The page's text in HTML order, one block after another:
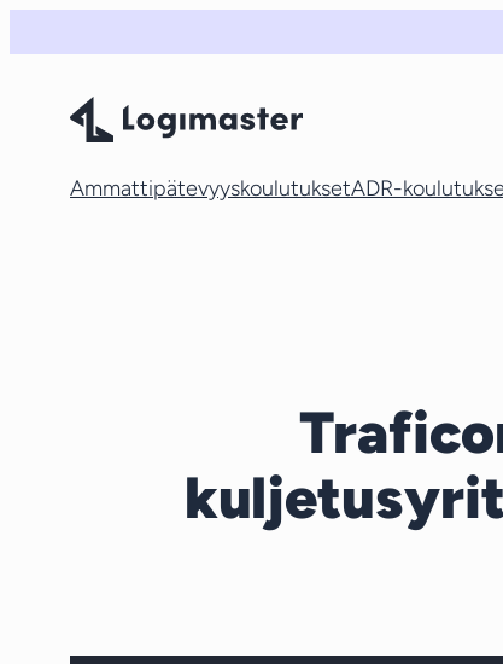
sisältöön
AmmattipätevyyskoulutuksetADR-